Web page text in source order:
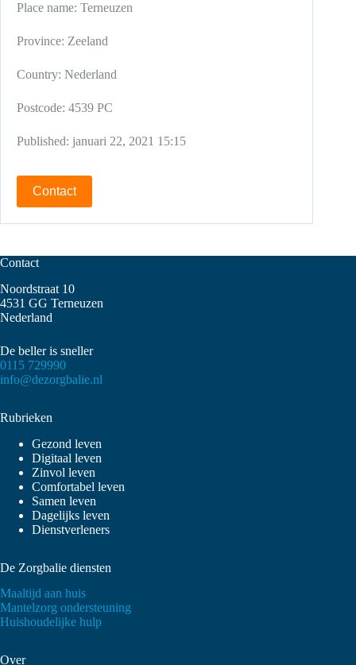
Place name: Terneuzen
Province: Zeeland
Country: Nederland
Postcode: 4539 PC
Published: januari 22, 2021 15:15
Contact
Contact
Noordstraat 10
4531 GG Terneuzen
Nederland
De beller is sneller
0115 729990
info@dezorgbalie.nl
Rubrieken
Gezond leven
Digitaal leven
Zinvol leven
Comfortabel leven
Samen leven
Dagelijks leven
Dienstverleners
De Zorgbalie diensten
Maaltijd aan huis
Mantelzorg ondersteuning
Huishoudelijke hulp
Over